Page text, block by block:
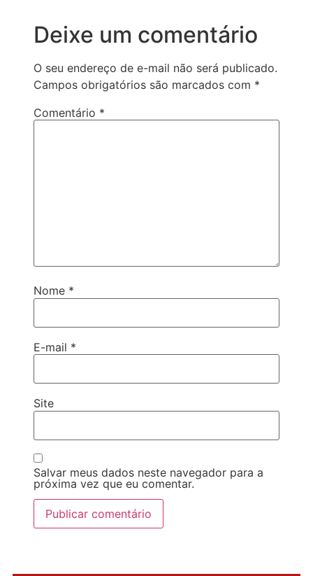
Deixe um comentário
O seu endereço de e-mail não será publicado.
Campos obrigatórios são marcados com *
Comentário *
Nome *
E-mail *
Site
Salvar meus dados neste navegador para a
próxima vez que eu comentar.